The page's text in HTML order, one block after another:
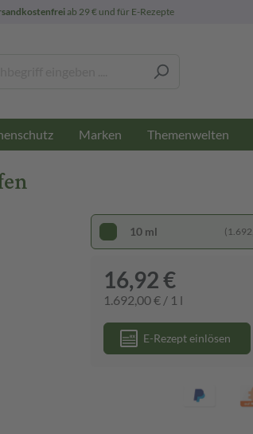
ab 29 € und für E-Rezepte
Marken Themenwelten
10 ml
16,92 €
1.692,00 € / 1 l
E-Rezept einlösen